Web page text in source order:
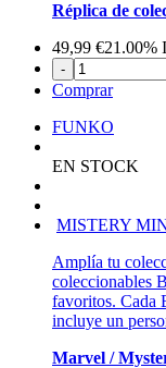
Réplica de
49,99 €21.00%
-
Comprar
FUNKO
EN STOCK
MISTERY
Amplía tu
coleccionables
favoritos. Cada
incluye un
Marvel /